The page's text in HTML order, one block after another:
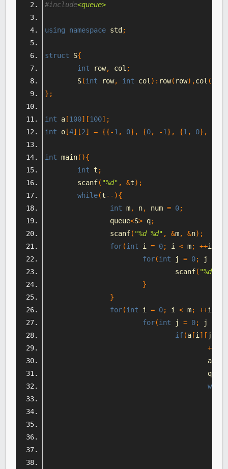
#include<queue>
using namespace std ;
struct S{
int row, col ;
	S
(int row, int col ): row( row),col (
};
int a [100][100];
int o [4][2] = {{-1 , 0}, {0, -1}, {1 , 0},
int main(){
int t ;
	scanf
( "%d" , &t);
while(t--){
int m, n, num = 0;
		queue
<S> q;
		scanf
( "%d %d" , &m, &n);
for(int i = 0; i < m; ++i
for(int j = 0; j <
				scanf
( "%d"
}
}
for(int i = 0; i < m; ++i
for(int j = 0; j <
if(a [i ][ j
++
					a
					q
while